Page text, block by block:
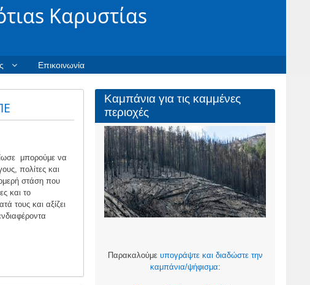
Καρυστίαs
Επικοινωνία
μπορούμε να
πολίτες και
στάση που
και το
τους και αξίζει
Καμπάνια για τις καμμένες
περιοχές
Παρακαλούμε υπογράψτε και διαδώστε την
καμπάνια/ψήφισμα: